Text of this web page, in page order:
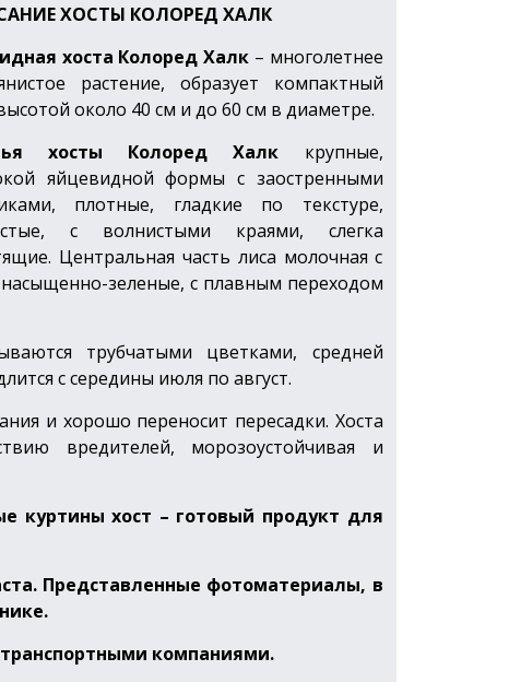
ХОСТЫ КОЛОРЕД ХАЛК
хоста Колоред Халк – многолетнее
растение, образует компактный
около 40 см и до 60 см в диаметре.
хосты Колоред Халк крупные,
яйцевидной формы с заостренными
плотные, гладкие по текстуре,
с волнистыми краями, слегка
Центральная часть лиса молочная с
зеленые, с плавным переходом
трубчатыми цветками, средней
с середины июля по август.
и хорошо переносит пересадки. Хоста
вредителей, морозоустойчивая и
куртины хост – готовый продукт для
Представленные фотоматериалы, в
компаниями.